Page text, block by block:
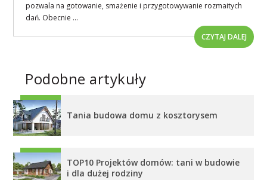
pozwala na gotowanie, smażenie i przygotowywanie rozmaitych
dań. Obecnie ...
CZYTAJ DALEJ
Podobne artykuły
Tania budowa domu z kosztorysem
TOP10 Projektów domów: tani w budowie
i dla dużej rodziny